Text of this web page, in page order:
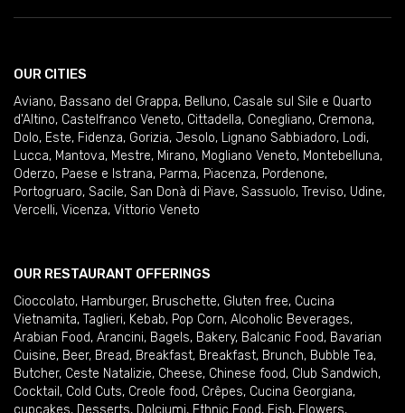
OUR CITIES
Aviano, Bassano del Grappa, Belluno, Casale sul Sile e Quarto
d'Altino, Castelfranco Veneto, Cittadella, Conegliano, Cremona,
Dolo, Este, Fidenza, Gorizia, Jesolo, Lignano Sabbiadoro, Lodi,
Lucca, Mantova, Mestre, Mirano, Mogliano Veneto, Montebelluna,
Oderzo, Paese e Istrana, Parma, Piacenza, Pordenone,
Portogruaro, Sacile, San Donà di Piave, Sassuolo, Treviso, Udine,
Vercelli, Vicenza, Vittorio Veneto
OUR RESTAURANT OFFERINGS
Cioccolato, Hamburger, Bruschette, Gluten free, Cucina
Vietnamita, Taglieri, Kebab, Pop Corn, Alcoholic Beverages,
Arabian Food, Arancini, Bagels, Bakery, Balcanic Food, Bavarian
Cuisine, Beer, Bread, Breakfast, Breakfast, Brunch, Bubble Tea,
Butcher, Ceste Natalizie, Cheese, Chinese food, Club Sandwich,
Cocktail , Cold Cuts, Creole food, Crêpes, Cucina Georgiana,
cupcakes, Desserts, Dolciumi, Ethnic Food, Fish, Flowers,